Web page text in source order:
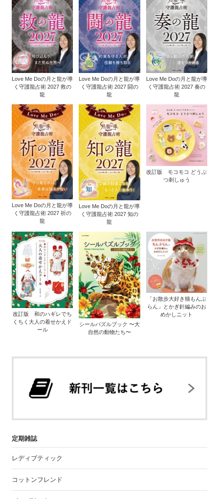
Love Me Doの月と龍が導
く守護龍占術 2027 救の
龍
Love Me Doの月と龍が導
く守護龍占術 2027 闘の
龍
Love Me Doの月と龍が導
く守護龍占術 2027 奏の
龍
Love Me Doの月と龍が導
く守護龍占術 2027 祈の
龍
Love Me Doの月と龍が導
く守護龍占術 2027 知の
龍
改訂版 モコモコ どうぶ
つ刺しゅう
改訂版 和のハギレでち
くちく大人の着せかえド
ール
シールパズルブック 〜大
自然の動物たち〜
「お散歩大好き猫もんぶ
らん」とかぎ針編みのお
めかしニット
定期雑誌
レディブティック
コットンフレンド